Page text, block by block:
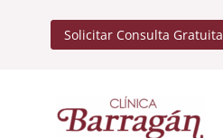
Solicitar Consulta Gratuita